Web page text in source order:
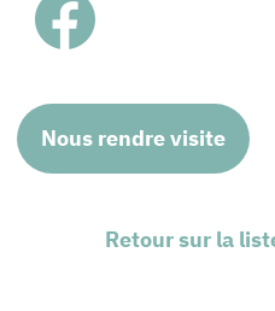
Nous rendre visite
Retour sur la